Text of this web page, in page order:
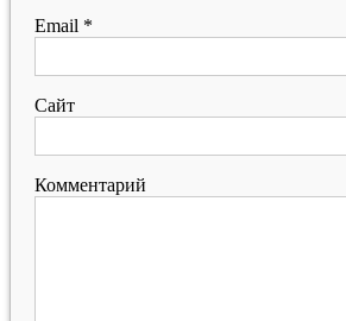
Email *
Сайт
Комментарий